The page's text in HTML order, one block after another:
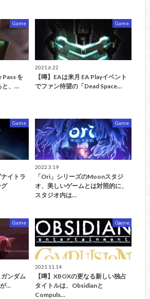
Game
Pass を
と、…
Game
2021.6.22
【噂】EAは来月 EA Playイベント
でファン待望の「Dead Space…
Game
イトラ
グ
Game
2022.3.19
「Ori」シリーズのMoonスタジ
オ、美しいゲームとは対照的に、
スタジオ内は…
Game
ンダム
…
Game
2021.11.14
【噂】XBOXの更なる新しい独占
タイトルは、Obsidianと
Compuls…